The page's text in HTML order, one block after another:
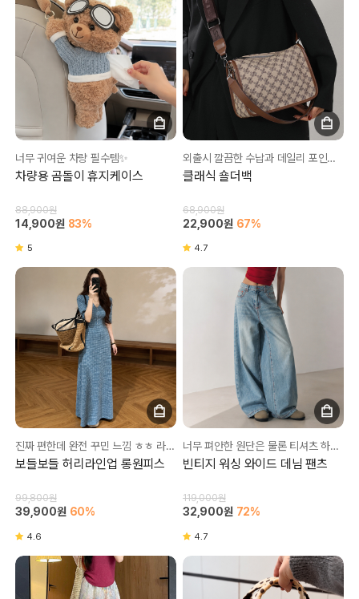
너무 귀여운 차량 필수템✨
차량용 곰돌이 휴지케이스
88,900원
14,900원 83%
5
외출시 깔끔한 수납과 데일리 포인트로 너무 좋아요❤
클래식 숄더백
68,900원
22,900원 67%
4.7
진짜 편한데 완전 꾸민 느낌 ㅎㅎ 라인도 잡아줘서 너무 좋아요💚
보들보들 허리라인업 롱원피스
99,800원
39,900원 60%
4.6
너무 펴안한 원단은 물론 티셔츠 하나만 입어도 꾸민 느낌!
빈티지 워싱 와이드 데님 팬츠
119,000원
32,900원 72%
4.7